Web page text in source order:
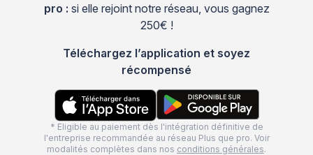
pro : si elle rejoint notre réseau, vous gagnez
250€ !
Téléchargez l’application et soyez
récompensé
* Eligible au paiement dès l'intégration définitive de
l'entreprise recommandée au réseau Plus que pro. Voir
modalités complètes dans nos conditions générales.